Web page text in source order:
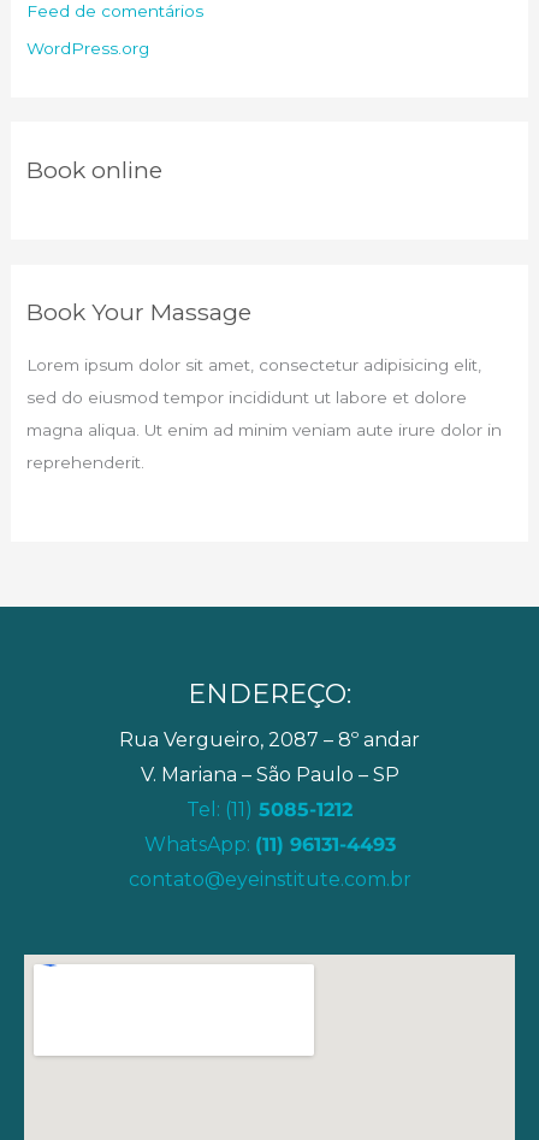
Feed de comentários
WordPress.org
Book online​
Book Your Massage​
Lorem ipsum dolor sit amet, consectetur adipisicing elit,
sed do eiusmod tempor incididunt ut labore et dolore
magna aliqua. Ut enim ad minim veniam aute irure dolor in
reprehenderit.
ENDEREÇO:
Rua Vergueiro, 2087 – 8º andar
V. Mariana – São Paulo – SP
Tel: (11) 5085-1212
WhatsApp: (11) 96131-4493
contato@eyeinstitute.com.br